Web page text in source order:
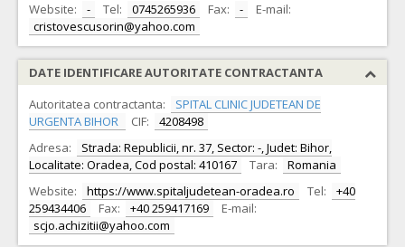
Website:
- Tel: 0745265936 Fax: -
E-mail:
cristovescusorin@yahoo.com
DATE IDENTIFICARE AUTORITATE CONTRACTANTA
Autoritatea contractanta:
SPITAL CLINIC JUDETEAN DE
URGENTA BIHOR
CIF:
4208498
Adresa:
Strada: Republicii, nr. 37, Sector: -, Judet: Bihor,
Localitate: Oradea, Cod postal: 410167
Tara:
Romania
Website:
https://www.spitaljudetean-oradea.ro Tel:
+40
259434406
Fax: +40 259417169
E-mail:
scjo.achizitii@yahoo.com